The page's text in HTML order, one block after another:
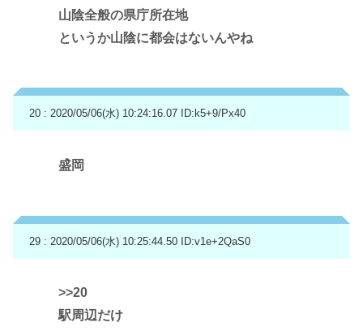
山陰全般の県庁所在地
というか山陰に都会はないんやね
20 : 2020/05/06(水) 10:24:16.07 ID:k5+9/Px40
盛岡
29 : 2020/05/06(水) 10:25:44.50 ID:v1e+2QaS0
>>20
駅周辺だけ